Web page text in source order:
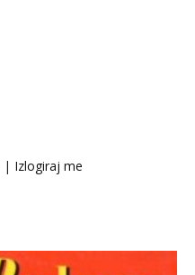
| Izlogiraj me